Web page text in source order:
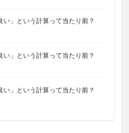
」という計算って当たり前？
」という計算って当たり前？
」という計算って当たり前？